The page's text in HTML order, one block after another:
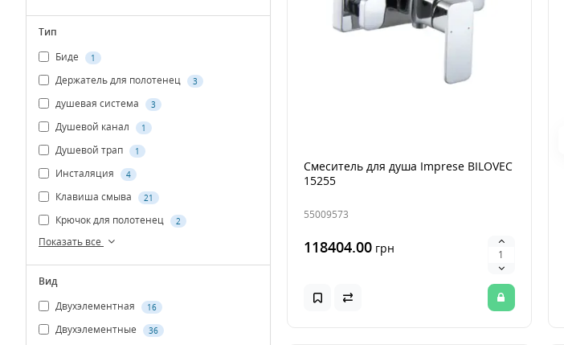
Смеситель для душа Imprese BILOVEC
15255
55009573
118404.00 грн
Тип
Биде
1
Держатель для полотенец 3
душевая система 3
Душевой канал 1
Душевой трап 1
Инсталяция 4
Клавиша смыва 21
Крючок для полотенец 2
Показать все
Вид
Двухэлементная
16
Двухэлементные 36